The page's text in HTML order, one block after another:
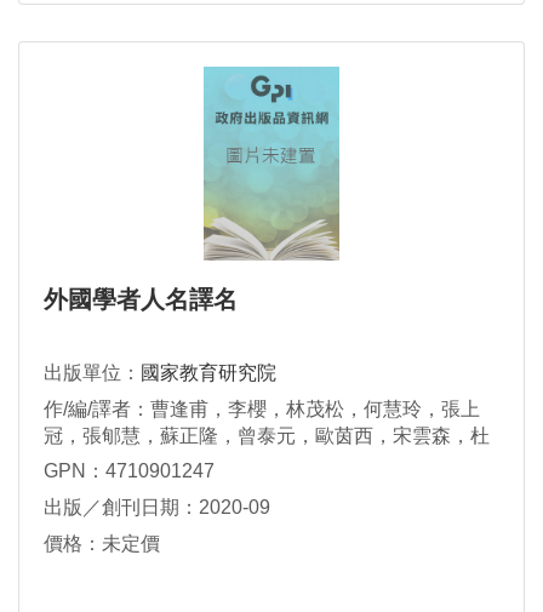
外國學者人名譯名
出版單位： 國家教育研究院
作/編/譯者：曹逢甫，李櫻，林茂松，何慧玲，張上
冠，張郇慧，蘇正隆，曾泰元，歐茵西，宋雲森，杜
東璊，張台麟，黃孟蘭，楊承淑，鄭慧慈，張善禮，
裴海燕，嚴函青，張淑英，古孟玄，戴毓芬，劉珍
綾，圖莉，曾美禎，吳若楠，林祖誠，林信甫，郭秋
GPN：4710901247
出版／創刊日期：2020-09
價格：未定價